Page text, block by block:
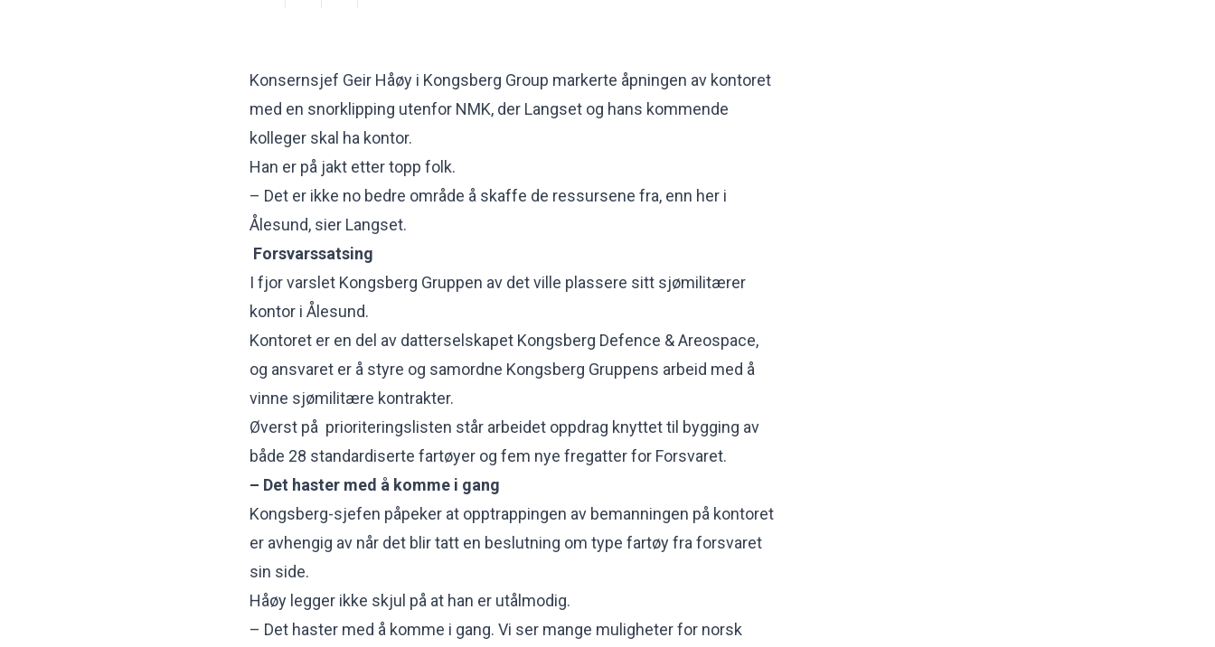
Konsernsjef Geir Håøy i Kongsberg Group markerte åpningen av kontoret
med en snorklipping utenfor NMK, der Langset og hans kommende
kolleger skal ha kontor.
Han er på jakt etter topp folk.
– Det er ikke no bedre område å skaffe de ressursene fra, enn her i
Ålesund, sier Langset.
Forsvarssatsing
I fjor varslet Kongsberg Gruppen av det ville plassere sitt sjømilitærer
kontor i Ålesund.
Kontoret er en del av datterselskapet Kongsberg Defence & Areospace,
og ansvaret er å styre og samordne Kongsberg Gruppens arbeid med å
vinne sjømilitære kontrakter.
Øverst på prioriteringslisten står arbeidet oppdrag knyttet til bygging av
både 28 standardiserte fartøyer og fem nye fregatter for Forsvaret.
– Det haster med å komme i gang
Kongsberg-sjefen påpeker at opptrappingen av bemanningen på kontoret
er avhengig av når det blir tatt en beslutning om type fartøy fra forsvaret
sin side.
Håøy legger ikke skjul på at han er utålmodig.
– Det haster med å komme i gang. Vi ser mange muligheter for norsk